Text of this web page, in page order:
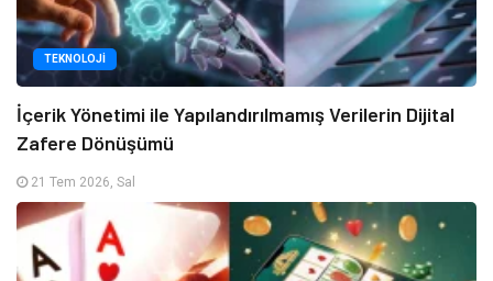
TEKNOLOJI
İçerik Yönetimi ile Yapılandırılmamış Verilerin Dijital
Zafere Dönüşümü
21 Tem 2026, Sal